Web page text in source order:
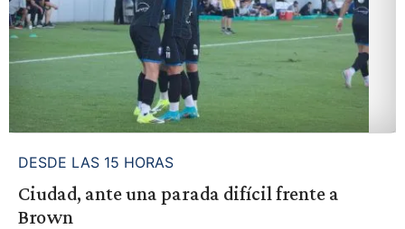
DESDE LAS 15 HORAS
Ciudad, ante una parada difícil frente a
Brown